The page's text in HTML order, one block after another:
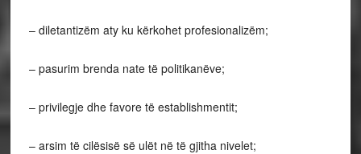
– diletantizëm aty ku kërkohet profesionalizëm;
– pasurim brenda nate të politikanëve;
– privilegje dhe favore të establishmentit;
– arsim të cilësisë së ulët në të gjitha nivelet;